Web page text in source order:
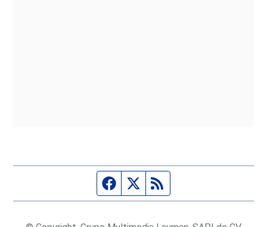
Página de Facebook
Fuente Twitter